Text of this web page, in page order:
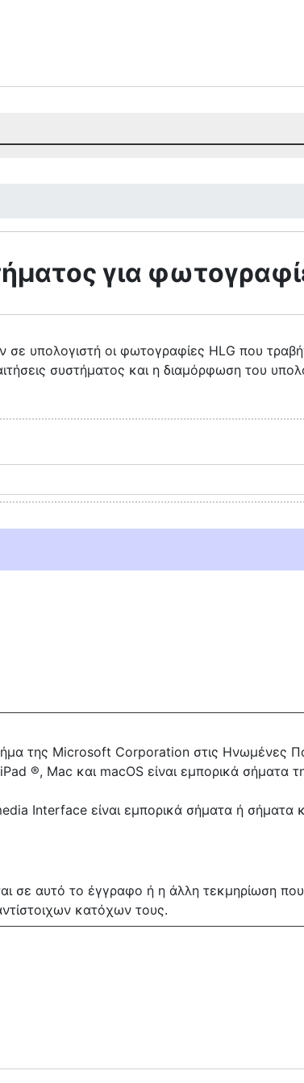
για
υπολογιστή οι φωτογραφίες HLG που
συστήματος και η διαμόρφωση του
της Microsoft Corporation στις Ηνωμένες
®, Mac και macOS είναι εμπορικά σήματα
Interface είναι εμπορικά σήματα ή σήματα
σε αυτό το έγγραφο ή η άλλη τεκμηρίωση
κατόχων τους.